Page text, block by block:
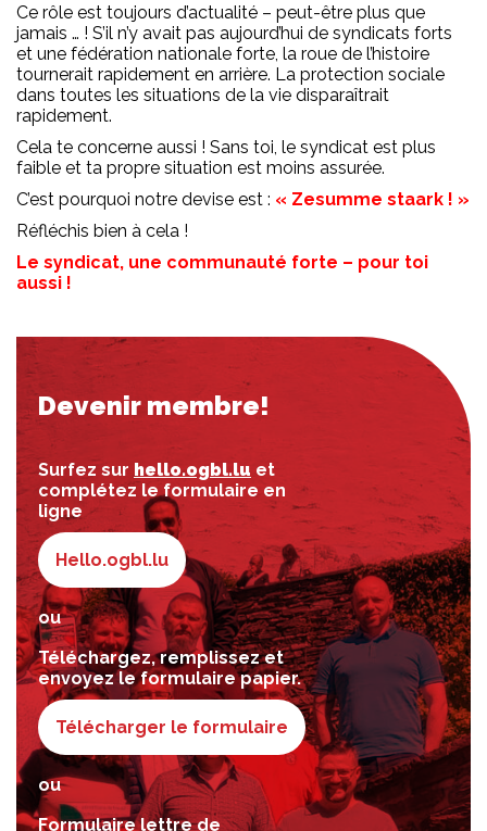
Ce rôle est toujours d’actualité – peut-être plus que
jamais … ! S’il n’y avait pas aujourd’hui de syndicats forts
et une fédération nationale forte, la roue de l’histoire
tournerait rapidement en arrière. La protection sociale
dans toutes les situations de la vie disparaîtrait
rapidement.
Cela te concerne aussi ! Sans toi, le syndicat est plus
faible et ta propre situation est moins assurée.
C’est pourquoi notre devise est : « Zesumme staark ! »
Réfléchis bien à cela !
Le syndicat, une communauté forte – pour toi
aussi !
Devenir membre!
Surfez sur hello.ogbl.lu et
complétez le formulaire en
ligne
Hello.ogbl.lu
ou
Téléchargez, remplissez et
envoyez le formulaire papier.
Télécharger le formulaire
ou
Formulaire lettre de